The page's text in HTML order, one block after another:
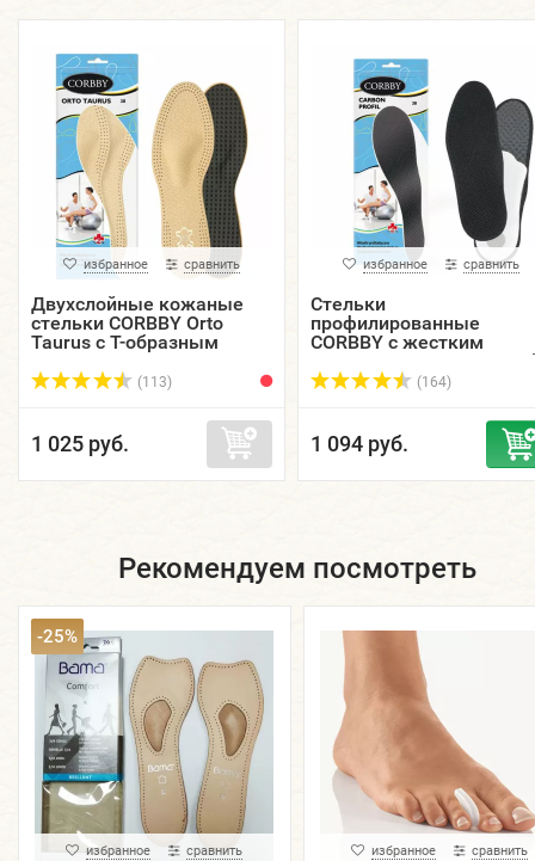
избранное сравнить
Двухслойные кожаные
стельки CORBBY Orto
Taurus с Т-образным
(113)
1 025 руб.
избранное сравнить
Стельки
профилированные
CORBBY с жестким
супинатором и
мембранной тканью
(164)
1 094 руб.
Рекомендуем посмотреть
-25%
избранное сравнить избранное сравнить